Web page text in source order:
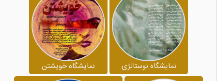
نمایشگاه نوستالژی نمایشگاه خویشتن